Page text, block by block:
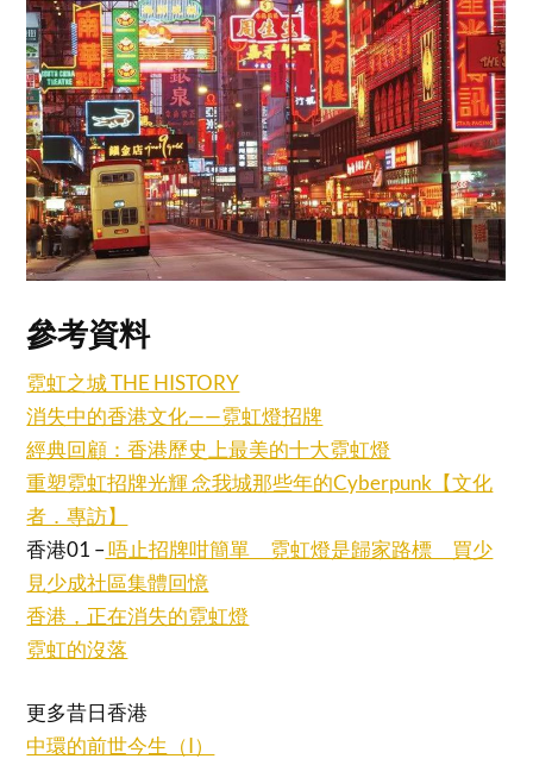
參考資料
霓虹之城 THE HISTORY
消失中的香港文化——霓虹燈招牌
經典回顧：香港歷史上最美的十大霓虹燈
重塑霓虹招牌光輝 念我城那些年的Cyberpunk【文化
者．專訪】
香港01 –唔止招牌咁簡單 霓虹燈是歸家路標 買少
見少成社區集體回憶
香港，正在消失的霓虹燈
霓虹的沒落
更多昔日香港
中環的前世今生（I）